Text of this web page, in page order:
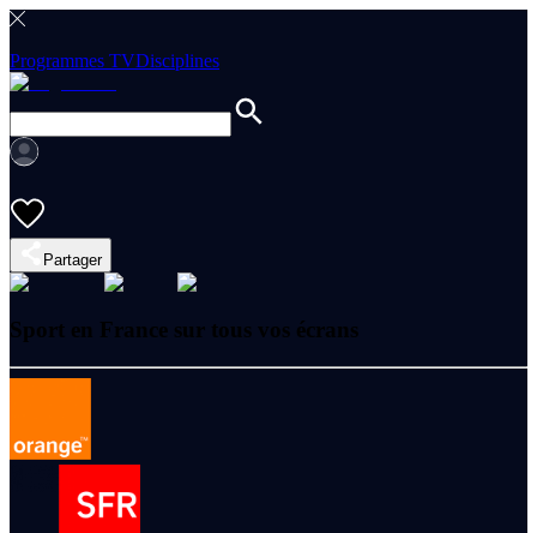
Programmes TVDisciplines
Partager
Sport en France sur tous vos écrans